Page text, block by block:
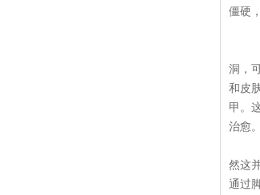
僵硬
洞，
和皮
甲。
治愈。
然这
通过